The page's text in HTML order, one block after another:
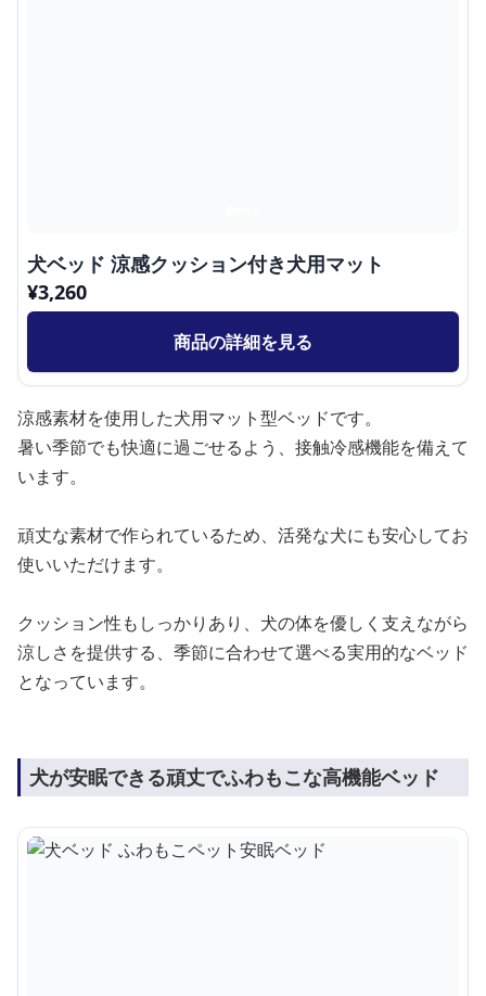
犬ベッド 涼感クッション付き犬用マット
¥3,260
商品の詳細を見る
涼感素材を使用した犬用マット型ベッドです。
暑い季節でも快適に過ごせるよう、接触冷感機能を備えて
います。
頑丈な素材で作られているため、活発な犬にも安心してお
使いいただけます。
クッション性もしっかりあり、犬の体を優しく支えながら
涼しさを提供する、季節に合わせて選べる実用的なベッド
となっています。
犬が安眠できる頑丈でふわもこな高機能ベッド